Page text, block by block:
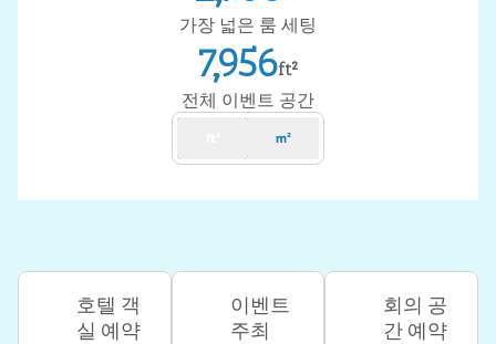
ft²
가장 넓은 룸 세팅
7,956ft²
ft²
전체 이벤트 공간
m²
호텔 객
실 예약
이벤트
주최
회의 공
간 예약